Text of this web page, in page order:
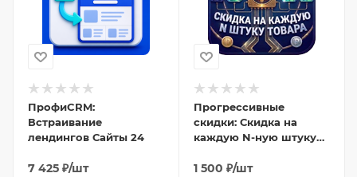
ПрофиCRM:
Встраивание
лендингов Сайты 24
7 425 ₽/шт
Прогрессивные
скидки: Скидка на
каждую N-ную штуку
1 500 ₽/шт